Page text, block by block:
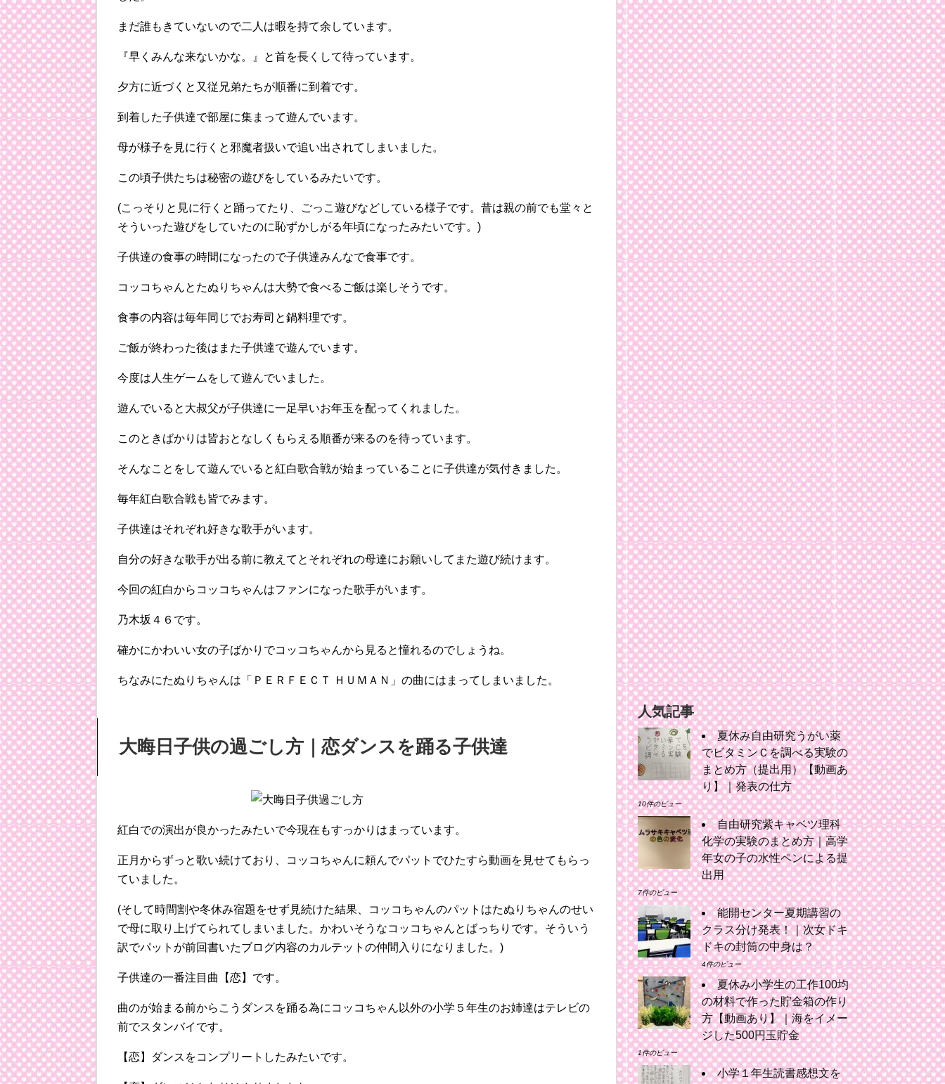
まだ誰もきていないので二人は暇を持て余しています。
『早くみんな来ないかな。』と首を長くして待っています。
夕方に近づくと又従兄弟たちが順番に到着です。
到着した子供達で部屋に集まって遊んでいます。
母が様子を見に行くと邪魔者扱いで追い出されてしまいました。
この頃子供たちは秘密の遊びをしているみたいです。
(こっそりと見に行くと踊ってたり、ごっこ遊びなどしている様子です。昔は親の前でも堂々と
そういった遊びをしていたのに恥ずかしがる年頃になったみたいです。)
子供達の食事の時間になったので子供達みんなで食事です。
コッコちゃんとたぬりちゃんは大勢で食べるご飯は楽しそうです。
食事の内容は毎年同じでお寿司と鍋料理です。
ご飯が終わった後はまた子供達で遊んでいます。
今度は人生ゲームをして遊んでいました。
遊んでいると大叔父が子供達に一足早いお年玉を配ってくれました。
このときばかりは皆おとなしくもらえる順番が来るのを待っています。
そんなことをして遊んでいると紅白歌合戦が始まっていることに子供達が気付きました。
毎年紅白歌合戦も皆でみます。
子供達はそれぞれ好きな歌手がいます。
自分の好きな歌手が出る前に教えてとそれぞれの母達にお願いしてまた遊び続けます。
今回の紅白からコッコちゃんはファンになった歌手がいます。
乃木坂４６です。
確かにかわいい女の子ばかりでコッコちゃんから見ると憧れるのでしょうね。
ちなみにたぬりちゃんは「ＰＥＲＦＥＣＴ ＨＵＭＡＮ」の曲にはまってしまいました。
大晦日子供の過ごし方 ｜恋ダンスを踊る子供達
紅白での演出が良かったみたいで今現在もすっかりはまっています。
正月からずっと歌い続けており、コッコちゃんに頼んでパットでひたすら動画を見せてもらっ
ていました。
(そして時間割や冬休み宿題をせず見続けた結果、コッコちゃんのパットはたぬりちゃんのせい
で母に取り上げてられてしまいました。かわいそうなコッコちゃんとばっちりです。そういう
訳でパットが前回書いたブログ内容のカルテットの仲間入りになりました。)
子供達の一番注目曲【恋】です。
曲のが始まる前からこうダンスを踊る為にコッコちゃん以外の小学５年生のお姉達はテレビの
前でスタンバイです。
【恋】ダンスをコンプリートしたみたいです。
人気記事
夏休み自由研究うがい薬
でビタミンＣを調べる実験の
まとめ方（提出用）【動画あ
り】｜発表の仕方
10件のビュー
自由研究紫キャベツ理科
化学の実験のまとめ方｜高学
年女の子の水性ペンによる提
出用
7件のビュー
能開センター夏期講習の
クラス分け発表！｜次女ドキ
ドキの封筒の中身は？
4件のビュー
夏休み小学生の工作100均
の材料で作った貯金箱の作り
方【動画あり】｜海をイメー
ジした500円玉貯金
1件のビュー
小学１年生読書感想文を